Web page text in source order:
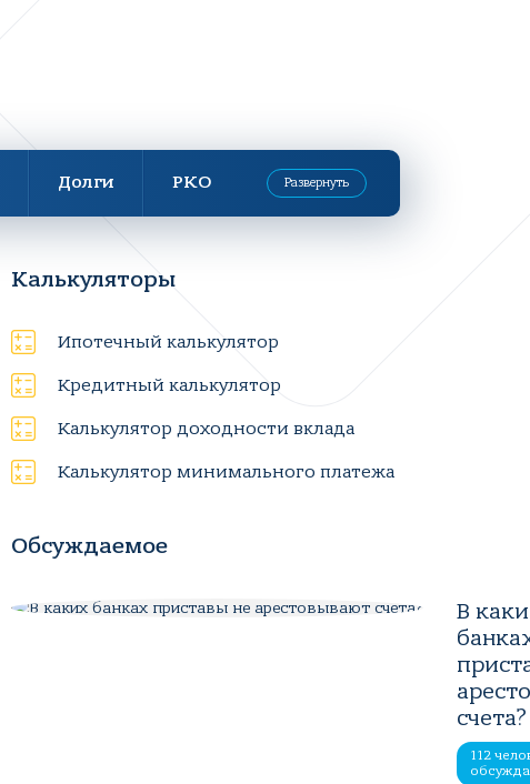
Долги РКО Развернуть
Калькуляторы
Ипотечный калькулятор
Кредитный калькулятор
Калькулятор доходности вклада
Калькулятор минимального платежа
Обсуждаемое
В
счета?
112